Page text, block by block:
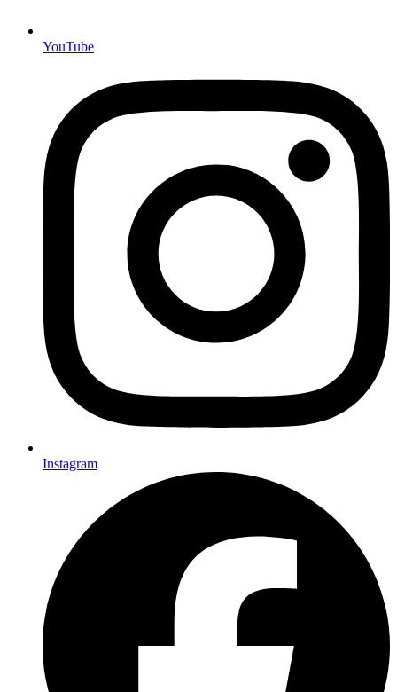
YouTube
Instagram